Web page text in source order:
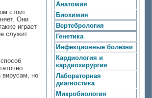
стоит
Они
играет
служит
вирусам, но
Анатомия
Биохимия
Вертебрология
Генетика
Инфекционные болезни
Кардиология и
кардиохирургия
Лабораторная
диагностика
Микробиология